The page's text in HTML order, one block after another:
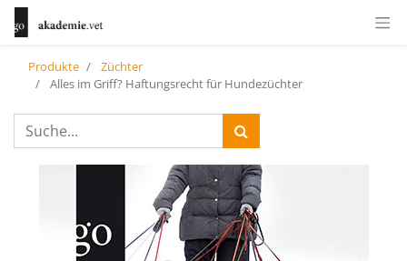
Produkte
Züchter
Alles im Griff? Haftungsrecht für Hundezüchter